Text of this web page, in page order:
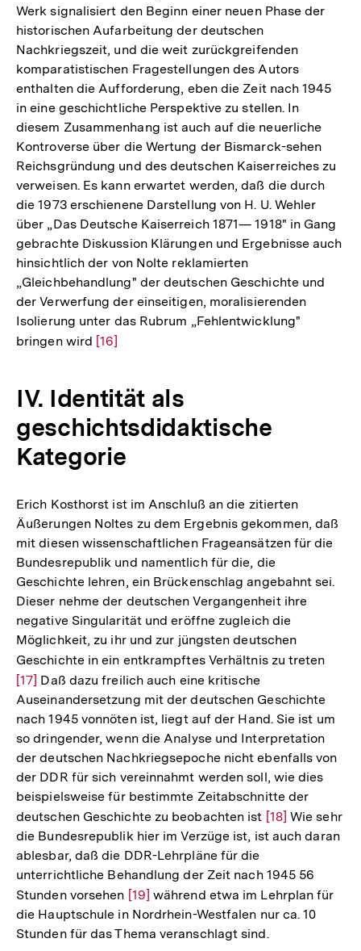
Fußnote
Werk signalisiert den Beginn einer neuen Phase der
historischen Aufarbeitung der deutschen
Nachkriegszeit, und die weit zurückgreifenden
komparatistischen Fragestellungen des Autors
enthalten die Aufforderung, eben die Zeit nach 1945
in eine geschichtliche Perspektive zu stellen. In
diesem Zusammenhang ist auch auf die neuerliche
Kontroverse über die Wertung der Bismarck-sehen
Reichsgründung und des deutschen Kaiserreiches zu
verweisen. Es kann erwartet werden, daß die durch
die 1973 erschienene Darstellung von H. U. Wehler
über „Das Deutsche Kaiserreich 1871— 1918" in Gang
gebrachte Diskussion Klärungen und Ergebnisse auch
hinsichtlich der von Nolte reklamierten
„Gleichbehandlung" der deutschen Geschichte und
der Verwerfung der einseitigen, moralisierenden
Isolierung unter das Rubrum „Fehlentwicklung"
bringen wird Zur
Fußnote
[16]
IV. Identität als
geschichtsdidaktische
Kategorie
Erich Kosthorst ist im Anschluß an die zitierten
Äußerungen Noltes zu dem Ergebnis gekommen, daß
mit diesen wissenschaftlichen Frageansätzen für die
Bundesrepublik und namentlich für die, die
Geschichte lehren, ein Brückenschlag angebahnt sei.
Dieser nehme der deutschen Vergangenheit ihre
negative Singularität und eröffne zugleich die
Möglichkeit, zu ihr und zur jüngsten deutschen
Geschichte in ein entkrampftes Verhältnis zu treten
[17] Daß dazu freilich auch eine kritische
Auseinandersetzung mit der deutschen Geschichte
nach 1945 vonnöten ist, liegt auf der Hand. Sie ist um
so dringender, wenn die Analyse und Interpretation
der deutschen Nachkriegsepoche nicht ebenfalls von
der DDR für sich vereinnahmt werden soll, wie dies
beispielsweise für bestimmte Zeitabschnitte der
deutschen Geschichte zu beobachten ist Zur
Auflösung
Fußnote
[18] Wie sehr
die Bundesrepublik hier im Verzüge ist, ist auch daran
ablesbar, daß die DDR-Lehrpläne für die
unterrichtliche Behandlung der Zeit nach 1945 56
Stunden vorsehen Zur
Auflösung
der
[19] während etwa im Lehrplan für
die Hauptschule in Nordrhein-Westfalen nur ca. 10
Stunden für das Thema veranschlagt sind.